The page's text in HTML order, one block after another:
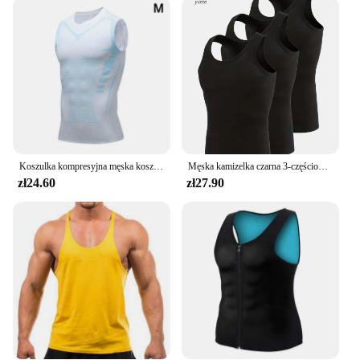
your fitness journey, the Compression Vest Tops
cater to a wide range of individuals. Available in
multiple sizes and sets, these tank tops are designed
to fit both men and women. The compression vest's
lightweight construction ensures that it can be worn
comfortably underneath any athletic attire, making
it an essential piece for your workout gear. The
sleek design and versatile fit make it suitable for
various activities, from yoga to weightlifting, and
everything in between.
The Compression Vest Tops are not just about
performance; they are also about comfort. The
breathable fabric keeps you cool during intense
workouts, while the moisture-wicking properties
help to keep you dry. The ergonomic design ensures
that the vest stays in place, providing constant
support without any shifting or rolling. Whether
you're participating in a marathon, hitting the gym,
or engaging in any physical activity, these tank tops
are designed to keep up with your active lifestyle.
Koszulka kompresyjna męska koszulka na siłownię bez rękawów szybkoschnący nadruk odzież sportowa męska Fitness kamizelka do kulturystyki treningowy top umięśniony
zł24.60
Męska kamizelka czarna 3-częściowa Oddychająca, szybkoschnąca kamizelka sportowa z włókna poliestrowego Nadaje się do biegania i treningu na siłowni Casualowa koszula z okrągłym dekoltem w czystym kolorze
zł27.90